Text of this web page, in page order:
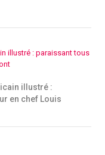
illustré :
en chef Louis